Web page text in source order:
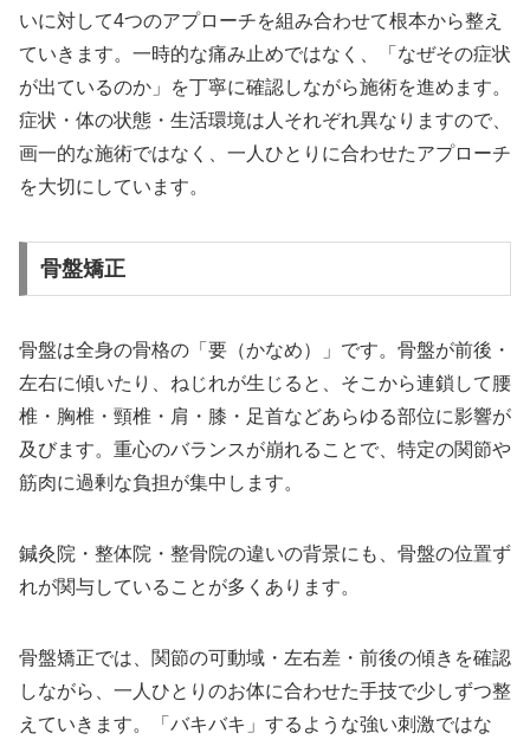
いに対して4つのアプローチを組み合わせて根本から整え
ていきます。一時的な痛み止めではなく、「なぜその症状
が出ているのか」を丁寧に確認しながら施術を進めます。
症状・体の状態・生活環境は人それぞれ異なりますので、
画一的な施術ではなく、一人ひとりに合わせたアプローチ
を大切にしています。
骨盤矯正
骨盤は全身の骨格の「要（かなめ）」です。骨盤が前後・
左右に傾いたり、ねじれが生じると、そこから連鎖して腰
椎・胸椎・頸椎・肩・膝・足首などあらゆる部位に影響が
及びます。重心のバランスが崩れることで、特定の関節や
筋肉に過剰な負担が集中します。
鍼灸院・整体院・整骨院の違いの背景にも、骨盤の位置ず
れが関与していることが多くあります。
骨盤矯正では、関節の可動域・左右差・前後の傾きを確認
しながら、一人ひとりのお体に合わせた手技で少しずつ整
えていきます。「バキバキ」するような強い刺激ではな